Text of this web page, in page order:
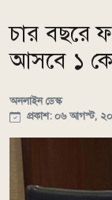
চার বছরে
আসবে ১
অনলাইন ডেস্ক
প্রকাশ: ০৬ আগস্ট,